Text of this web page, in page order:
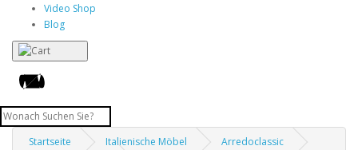
Video Shop
Blog
Startseite Italienische Möbel
Arredoclassic